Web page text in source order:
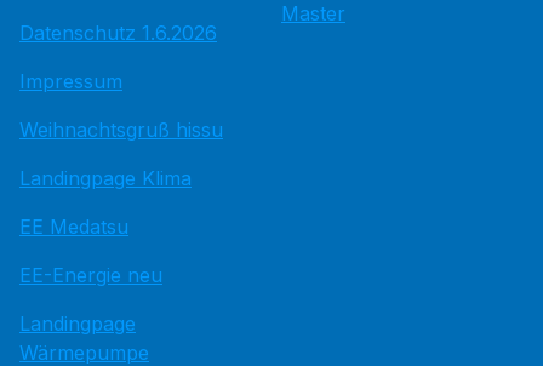
Datenschutz 1.6.2026
Impressum
Weihnachtsgruß hissu
Landingpage Klima
EE Medatsu
EE-Energie neu
Landingpage
Wärmepumpe
Master